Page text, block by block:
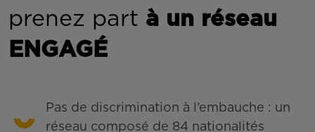
prenez part à un réseau
ENGAGÉ
Pas de discrimination à l’embauche : un
réseau composé de 84 nationalités